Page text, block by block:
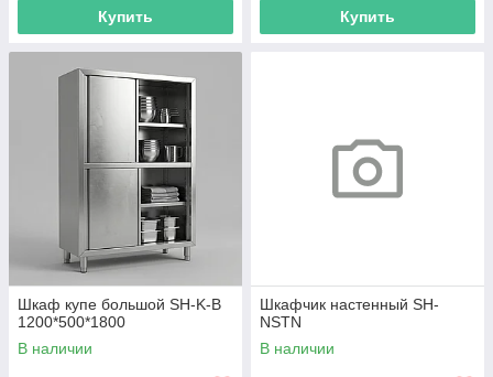
Купить Купить
Шкаф купе большой SH-K-B
1200*500*1800
В наличии
Шкафчик настенный SH-
NSTN
В наличии